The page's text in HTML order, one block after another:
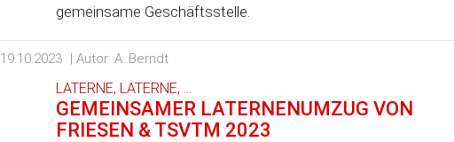
gemeinsame Geschäftsstelle.
19.10.2023 | Autor: A. Berndt
LATERNE, LATERNE, ...
GEMEINSAMER LATERNENUMZUG VON
FRIESEN & TSVTM 2023